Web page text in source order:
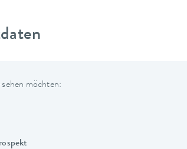
möchten: